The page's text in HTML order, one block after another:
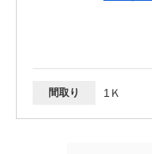
間取り 1Ｋ